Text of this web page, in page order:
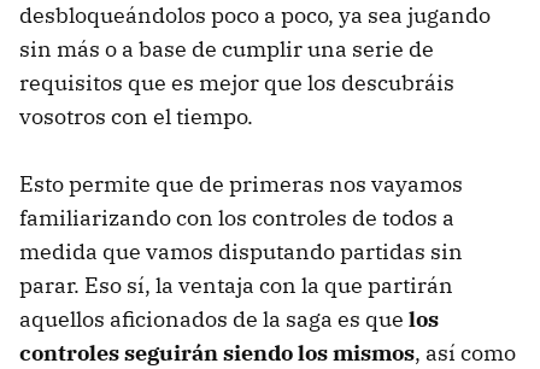
desbloqueándolos poco a poco, ya sea jugando
sin más o a base de cumplir una serie de
requisitos que es mejor que los descubráis
vosotros con el tiempo.
Esto permite que de primeras nos vayamos
familiarizando con los controles de todos a
medida que vamos disputando partidas sin
parar. Eso sí, la ventaja con la que partirán
aquellos aficionados de la saga es que los
controles seguirán siendo los mismos, así como